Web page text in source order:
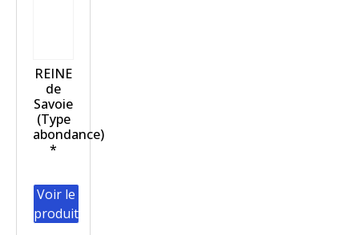
REINE
de
Savoie
(Type
abondance)
*
Voir le
produit